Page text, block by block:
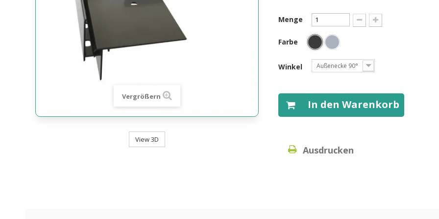
Vergrößern
View 3D
Menge
Farbe
Winkel Außenecke 90°
In den Warenkorb
Ausdrucken